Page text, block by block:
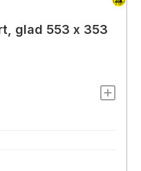
glad 553 x 353